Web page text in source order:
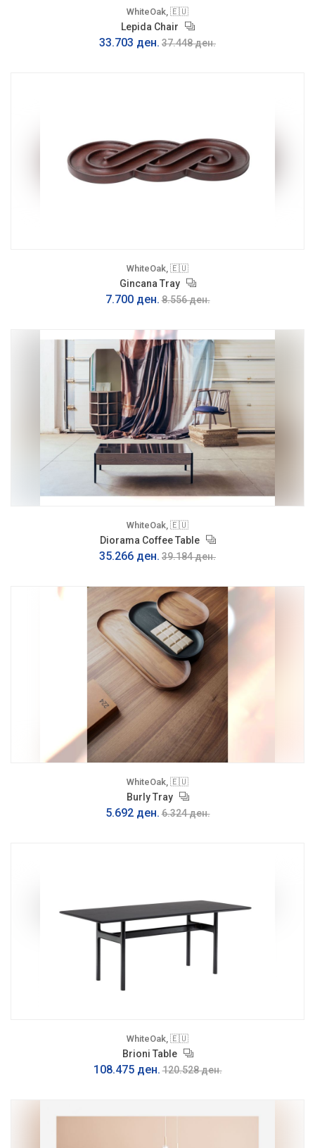
WhiteOak, 🇪🇺
Lepida Chair
33.703 ден. 37.448 ден.
WhiteOak, 🇪🇺
Gincana Tray
7.700 ден. 8.556 ден.
WhiteOak, 🇪🇺
Diorama Coffee Table
35.266 ден. 39.184 ден.
WhiteOak, 🇪🇺
Burly Tray
5.692 ден. 6.324 ден.
WhiteOak, 🇪🇺
Brioni Table
108.475 ден. 120.528 ден.